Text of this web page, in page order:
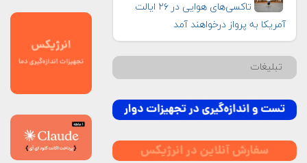
تاکسی‌های هوایی در ۲۶ ایالت
آمریکا به پرواز درخواهند آمد
تبلیغات